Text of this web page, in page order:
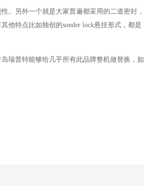
。另外一个就是大家普遍都采用的二道密封，
他特点比如独创的sonder lock悬挂形式，都是
瑞普特能够给几乎所有此品牌整机做替换，如